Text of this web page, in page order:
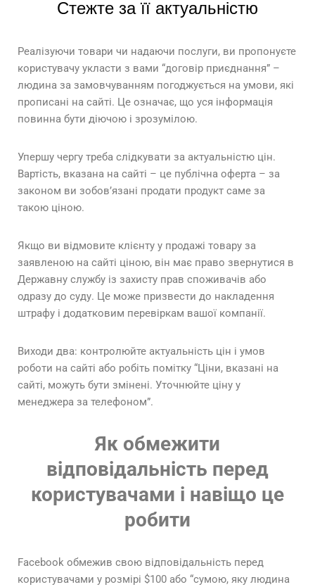
Стежте за її актуальністю
Реалізуючи товари чи надаючи послуги, ви пропонуєте
користувачу укласти з вами “договір приєднання” –
людина за замовчуванням погоджується на умови, які
прописані на сайті. Це означає, що уся інформація
повинна бути діючою і зрозумілою.
Упершу чергу треба слідкувати за актуальністю цін.
Вартість, вказана на сайті – це публічна оферта – за
законом ви зобов’язані продати продукт саме за
такою ціною.
Якщо ви відмовите клієнту у продажі товару за
заявленою на сайті ціною, він має право звернутися в
Державну службу із захисту прав споживачів або
одразу до суду. Це може призвести до накладення
штрафу і додатковим перевіркам вашої компанії.
Виходи два: контролюйте актуальність цін і умов
роботи на сайті або робіть помітку “Ціни, вказані на
сайті, можуть бути змінені. Уточнюйте ціну у
менеджера за телефоном”.
Як обмежити
відповідальність перед
користувачами і навіщо це
робити
Facebook обмежив свою відповідальність перед
користувачами у розмірі $100 або “сумою, яку людина